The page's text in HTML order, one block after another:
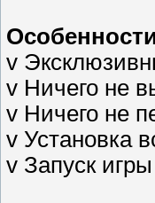
v
v Ничего не
v Ничего не
v Установка
v Запуск